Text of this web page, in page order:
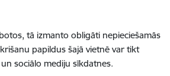
tā izmanto obligāti nepieciešamās
papildus šajā vietnē var tikt
sociālo mediju sīkdatnes.